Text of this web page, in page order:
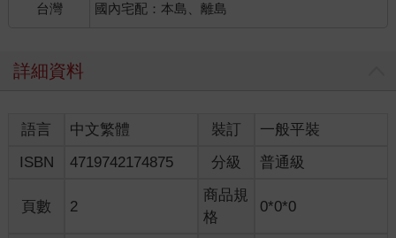
台灣 國內宅配：本島、離島
詳細資料
語言 中文繁體 裝訂
一般平裝
ISBN
4719742174875 分級 普通級
頁數 2
商品規
格
0*0*0